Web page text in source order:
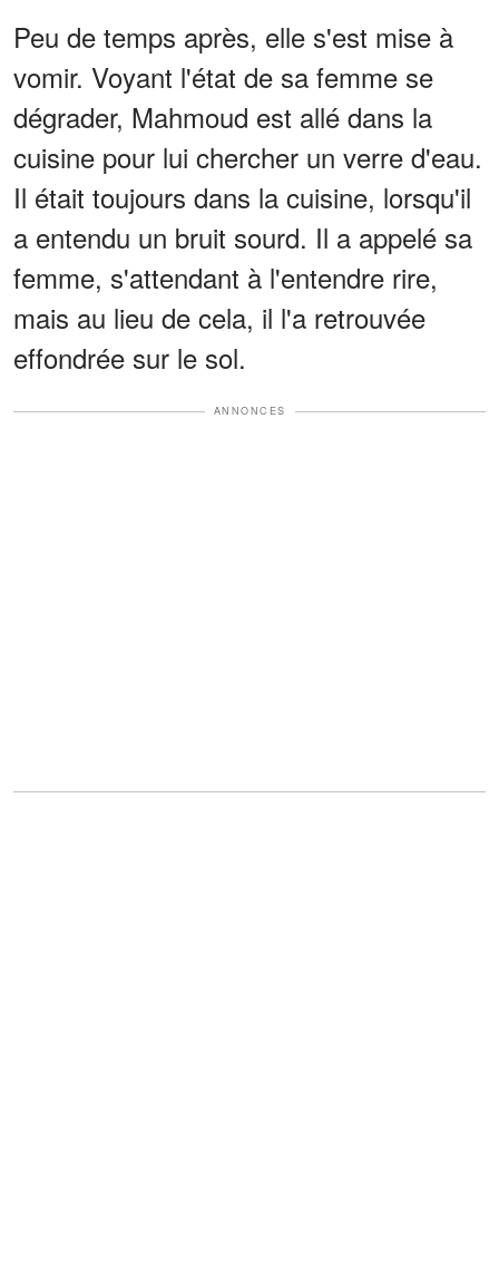
Peu de temps après, elle s'est mise à
vomir. Voyant l'état de sa femme se
dégrader, Mahmoud est allé dans la
cuisine pour lui chercher un verre d'eau.
Il était toujours dans la cuisine, lorsqu'il
a entendu un bruit sourd. Il a appelé sa
femme, s'attendant à l'entendre rire,
mais au lieu de cela, il l'a retrouvée
effondrée sur le sol.
ANNONCES